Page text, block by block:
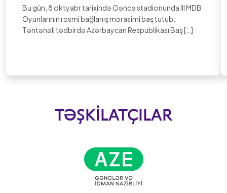
Bu gün, 8 oktyabr tarixində Gəncə stadionunda III MDB
Oyunlarının rəsmi bağlanış mərasimi baş tutub.
Təntənəli tədbirdə Azərbaycan Respublikası Baş […]
TƏŞKILATÇILAR